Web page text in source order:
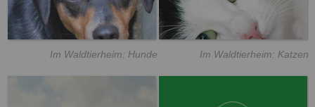
Im Waldtierheim: Hunde Im Waldtierheim: Katzen